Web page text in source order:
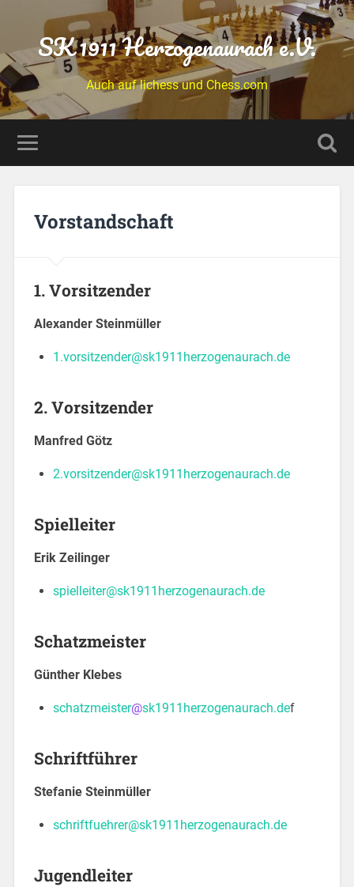
SK 1911 Herzogenaurach e.V.
Auch auf lichess und Chess.com
Vorstandschaft
1. Vorsitzender
Alexander Steinmüller
1.vorsitzender@sk1911herzogenaurach.de
2. Vorsitzender
Manfred Götz
2.vorsitzender@sk1911herzogenaurach.de
Spielleiter
Erik Zeilinger
spielleiter@sk1911herzogenaurach.de
Schatzmeister
Günther Klebes
schatzmeister@sk1911herzogenaurach.def
Schriftführer
Stefanie Steinmüller
schriftfuehrer@sk1911herzogenaurach.de
Jugendleiter